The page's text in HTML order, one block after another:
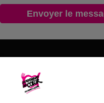
Les Restos du Cœur du 60
09 81 10 17 14